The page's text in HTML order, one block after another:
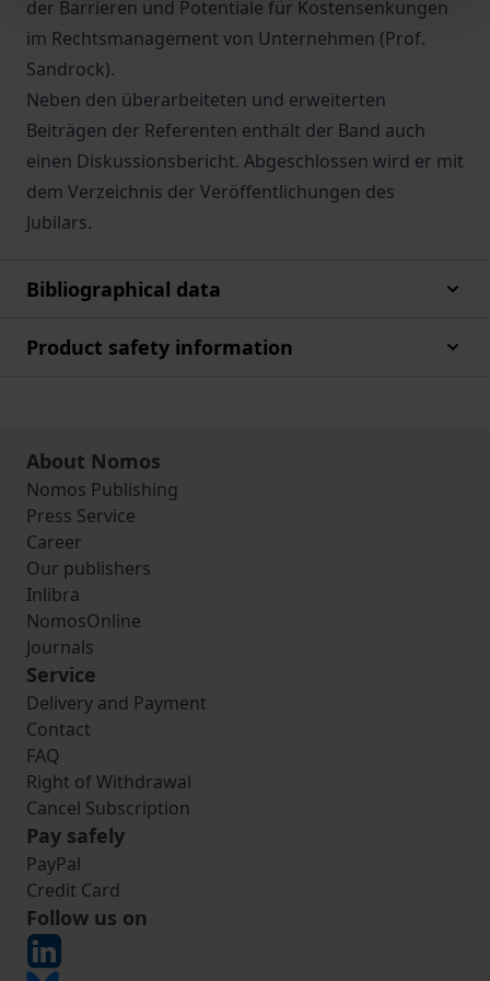
der Barrieren und Potentiale für Kostensenkungen
im Rechtsmanagement von Unternehmen (Prof.
Sandrock).
Neben den überarbeiteten und erweiterten
Beiträgen der Referenten enthält der Band auch
einen Diskussionsbericht. Abgeschlossen wird er mit
dem Verzeichnis der Veröffentlichungen des
Jubilars.
Bibliographical data
Product safety information
About Nomos
Nomos Publishing
Press Service
Career
Our publishers
Inlibra
NomosOnline
Journals
Service
Delivery and Payment
Contact
FAQ
Right of Withdrawal
Cancel Subscription
Pay safely
PayPal
Credit Card
Follow us on